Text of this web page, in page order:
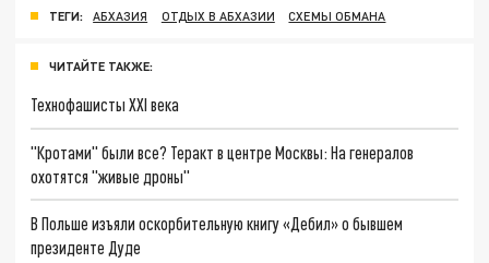
ТЕГИ: АБХАЗИЯ ОТДЫХ В АБХАЗИИ СХЕМЫ ОБМАНА
ЧИТАЙТЕ ТАКЖЕ:
Технофашисты XXI века
"Кротами" были все? Теракт в центре Москвы: На генералов
охотятся "живые дроны"
В Польше изъяли оскорбительную книгу «Дебил» о бывшем
президенте Дуде